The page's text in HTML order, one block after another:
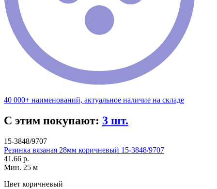
40 000+ наименований, актуальное наличие на складе
С этим покупают: 3 шт.
15-3848/9707
Резинка вязаная 28мм коричневый 15-3848/9707
41.66 р.
Мин. 25 м
Цвет коричневый